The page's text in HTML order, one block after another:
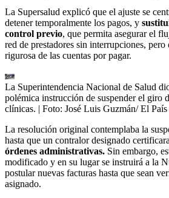
La Supersalud explicó que el ajuste se
detener temporalmente los pagos, y
control previo, que permita asegurar el
red de prestadores sin interrupciones,
rigurosa de las cuentas por pagar.
La Superintendencia Nacional de Salud
polémica instrucción de suspender el giro
clínicas. | Foto: José Luis Guzmán/ El País
La resolución original contemplaba la
hasta que un contralor designado certificara
órdenes administrativas. Sin embargo,
modificado y en su lugar se instruirá a la
postular nuevas facturas hasta que sean
asignado.